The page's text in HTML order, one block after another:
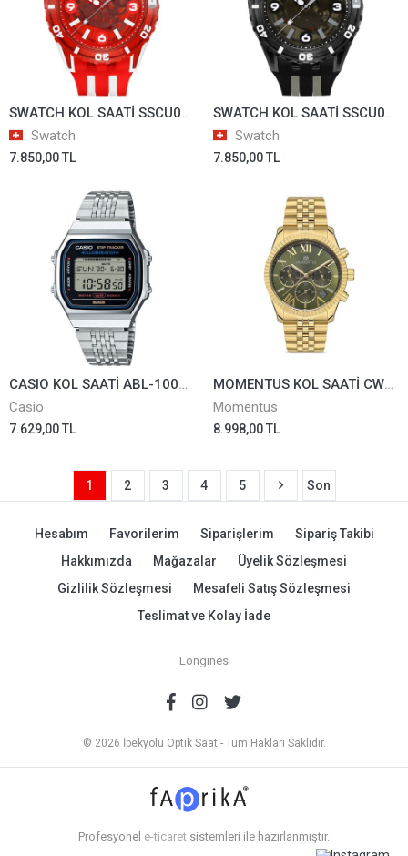
SWATCH KOL SAATİ SSCU09R100
Swatch
7.850,00 TL
SWATCH KOL SAATİ SSCU09B100
Swatch
7.850,00 TL
CASIO KOL SAATİ ABL-100WE-1ADF
Casio
7.629,00 TL
MOMENTUS KOL SAATİ CW128G-15SG
Momentus
8.998,00 TL
1 2 3 4 5 Son
Hesabım Favorilerim Siparişlerim
Sipariş Takibi
Hakkımızda
Mağazalar
Üyelik Sözleşmesi
Gizlilik Sözleşmesi
Mesafeli Satış Sözleşmesi
Teslimat ve Kolay İade
Longines
© 2026 İpekyolu Optik Saat - Tüm Hakları Saklıdır.
Profesyonel e-ticaret sistemleri ile hazırlanmıştır.